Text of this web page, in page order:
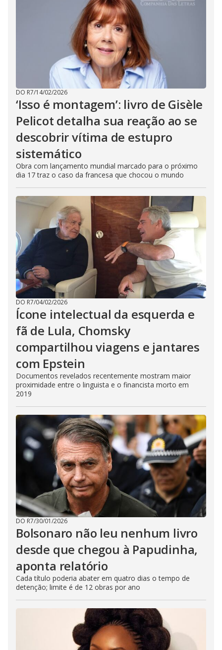
DO R7/14/02/2026
‘Isso é montagem’: livro de Gisèle
Pelicot detalha sua reação ao se
descobrir vítima de estupro
sistemático
Obra com lançamento mundial marcado para o próximo
dia 17 traz o caso da francesa que chocou o mundo
DO R7/04/02/2026
Ícone intelectual da esquerda e
fã de Lula, Chomsky
compartilhou viagens e jantares
com Epstein
Documentos revelados recentemente mostram maior
proximidade entre o linguista e o financista morto em
2019
DO R7/30/01/2026
Bolsonaro não leu nenhum livro
desde que chegou à Papudinha,
aponta relatório
Cada título poderia abater em quatro dias o tempo de
detenção; limite é de 12 obras por ano